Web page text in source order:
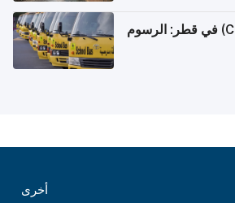
المدارس الهندية (CBSE) في قطر: الرسوم
أخرى